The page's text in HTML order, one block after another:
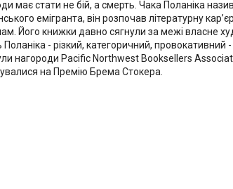
має стати не бій, а смерть. Чака Поланіка
емігранта, він розпочав літературну
Його книжки давно сягнули за межі власне
Поланіка - різкий, категоричний,
нагороди Pacific Northwest Booksellers
на Премію Брема Стокера.